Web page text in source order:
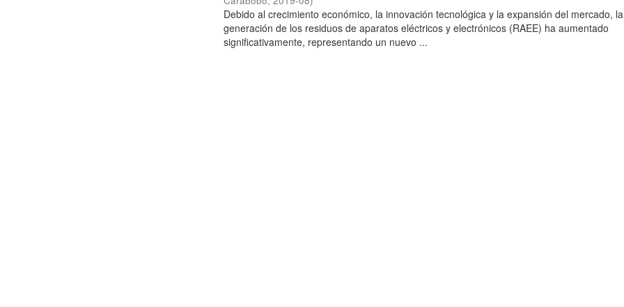
Debido al crecimiento económico, la innovación tecnológica y la expansión del mercado, la
generación de los residuos de aparatos eléctricos y electrónicos (RAEE) ha aumentado
significativamente, representando un nuevo ...